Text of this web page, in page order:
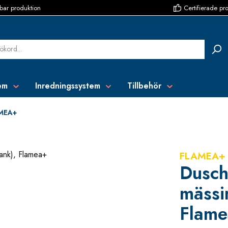
produktion Certifierade
Inredningssystem Tillbehör
FLAMEA+